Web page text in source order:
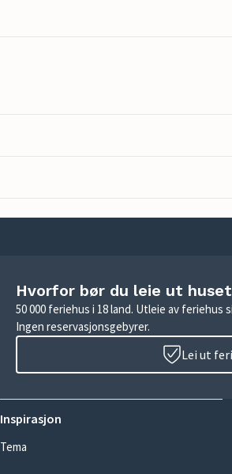
Hvorfor bør du leie ut
50 000 feriehus i 18 land. Utleie av feriehus
Ingen reservasjonsgebyrer.
Lei ut
Inspirasjon
Tema